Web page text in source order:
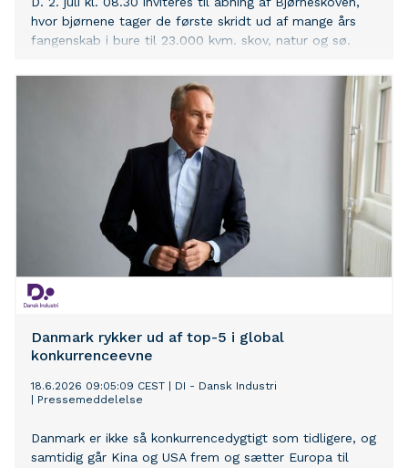
hvor bjørnene tager de første skridt ud af mange års
fangenskab i bure til 23.000 kvm. skov, natur og sø.
Danmark rykker ud af top-5 i global
konkurrenceevne
18.6.2026 09:05:09 CEST
DI - Dansk Industri
Pressemeddelelse
Danmark er ikke så konkurrencedygtigt som tidligere, og
samtidig går Kina og USA frem og sætter Europa til